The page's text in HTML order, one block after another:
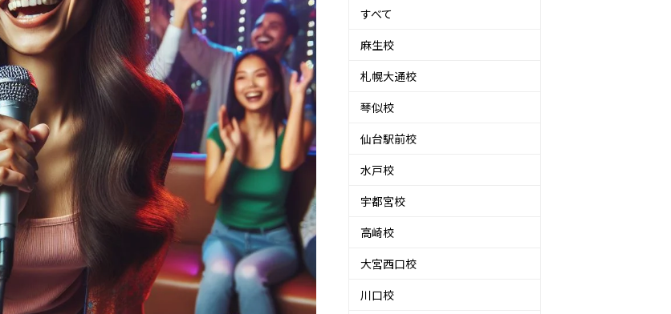
すべて
麻生校
札幌大通校
琴似校
仙台駅前校
水戸校
宇都宮校
高崎校
大宮西口校
川口校